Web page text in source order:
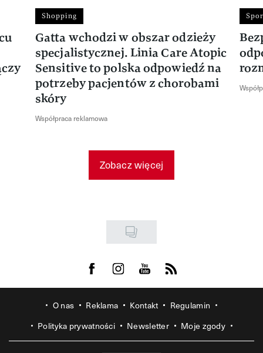
Shopping
Gatta wchodzi w obszar odzieży
specjalistycznej. Linia Care Atopic
Sensitive to polska odpowiedź na
potrzeby pacjentów z chorobami
skóry
Współpraca reklamowa
Zobacz więcej
Visit us on Facebook
Visit us on Instagram
Visit us on Youtube
Visit us on Rss
O nas Reklama Kontakt
Regulamin
Polityka prywatności
Newsletter Moje zgody